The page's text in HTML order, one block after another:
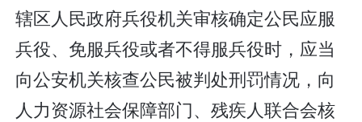
辖区人民政府兵役机关审核确定公民应服
兵役、免服兵役或者不得服兵役时，应当
向公安机关核查公民被判处刑罚情况，向
人力资源社会保障部门、残疾人联合会核